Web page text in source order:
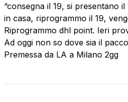
“consegna il 19, si presentano
in casa, riprogrammo il 19,
Riprogrammo dhl point. Ieri
Ad oggi non so dove sia il
Premessa da LA a Milano 2gg